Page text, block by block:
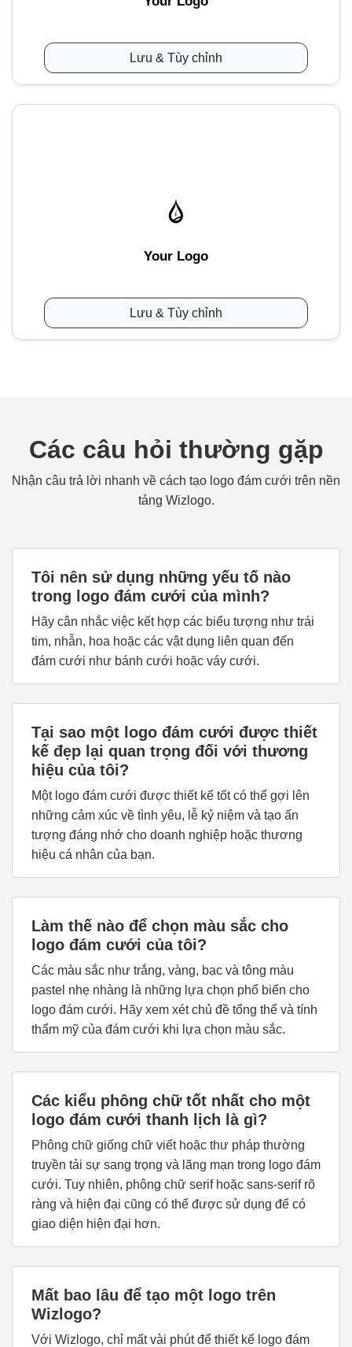
Lưu & Tùy chỉnh
Your Logo
Lưu & Tùy chỉnh
Các câu hỏi thường gặp
Nhận câu trả lời nhanh về cách tạo logo đám cưới trên nền
tảng Wizlogo.
Tôi nên sử dụng những yếu tố nào
trong logo đám cưới của mình?
Hãy cân nhắc việc kết hợp các biểu tượng như trái
tim, nhẫn, hoa hoặc các vật dụng liên quan đến
đám cưới như bánh cưới hoặc váy cưới.
Tại sao một logo đám cưới được thiết
kế đẹp lại quan trọng đối với thương
hiệu của tôi?
Một logo đám cưới được thiết kế tốt có thể gợi lên
những cảm xúc về tình yêu, lễ kỷ niệm và tạo ấn
tượng đáng nhớ cho doanh nghiệp hoặc thương
hiệu cá nhân của bạn.
Làm thế nào để chọn màu sắc cho
logo đám cưới của tôi?
Các màu sắc như trắng, vàng, bạc và tông màu
pastel nhẹ nhàng là những lựa chọn phổ biến cho
logo đám cưới. Hãy xem xét chủ đề tổng thể và tính
thẩm mỹ của đám cưới khi lựa chọn màu sắc.
Các kiểu phông chữ tốt nhất cho một
logo đám cưới thanh lịch là gì?
Phông chữ giống chữ viết hoặc thư pháp thường
truyền tải sự sang trọng và lãng mạn trong logo đám
cưới. Tuy nhiên, phông chữ serif hoặc sans-serif rõ
ràng và hiện đại cũng có thể được sử dụng để có
giao diện hiện đại hơn.
Mất bao lâu để tạo một logo trên
Wizlogo?
Với Wizlogo, chỉ mất vài phút để thiết kế logo đám